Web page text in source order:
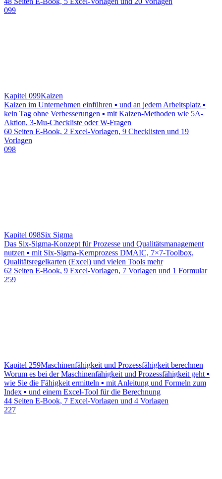
099
Kapitel 099Kaizen
Kaizen im Unternehmen einführen ▪ und an jedem Arbeitsplatz ▪
kein Tag ohne Verbesserungen ▪ mit Kaizen-Methoden wie 5A-
Aktion, 3-Mu-Checkliste oder W-Fragen
60 Seiten E-Book, 2 Excel-Vorlagen, 9 Checklisten und 19
Vorlagen
098
Kapitel 098Six Sigma
Das Six-Sigma-Konzept für Prozesse und Qualitätsmanagement
nutzen ▪ mit Six-Sigma-Kernprozess DMAIC, 7×7-Toolbox,
Qualitätsregelkarten (Excel) und vielen Tools mehr
62 Seiten E-Book, 9 Excel-Vorlagen, 7 Vorlagen und 1 Formular
259
Kapitel 259Maschinenfähigkeit und Prozessfähigkeit berechnen
Worum es bei der Maschinenfähigkeit und Prozessfähigkeit geht ▪
wie Sie die Fähigkeit ermitteln ▪ mit Anleitung und Formeln zum
Index ▪ und einem Excel-Tool für die Berechnung
44 Seiten E-Book, 7 Excel-Vorlagen und 4 Vorlagen
227